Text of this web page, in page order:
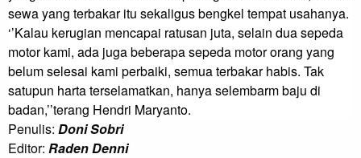
sewa yang terbakar itu sekaligus bengkel tempat usahanya.
‘’Kalau kerugian mencapai ratusan juta, selain dua sepeda
motor kami, ada juga beberapa sepeda motor orang yang
belum selesai kami perbaiki, semua terbakar habis. Tak
satupun harta terselamatkan, hanya selembarm baju di
badan,’’terang Hendri Maryanto.
Penulis: Doni Sobri
Editor: Raden Denni